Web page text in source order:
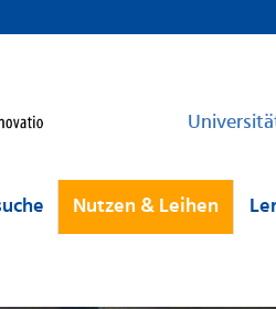
Nutzen & Leihen